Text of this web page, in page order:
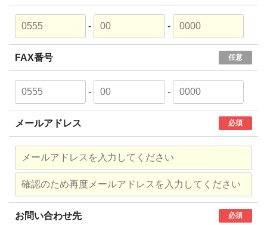
- -
FAX番号 任意
- -
メールアドレス 必須
お問い合わせ先 必須